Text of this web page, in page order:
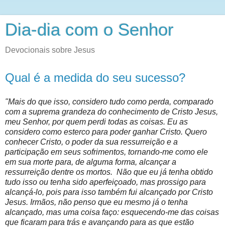
Dia-dia com o Senhor
Devocionais sobre Jesus
Qual é a medida do seu sucesso?
"Mais do que isso, considero tudo como perda, comparado
com a suprema grandeza do conhecimento de Cristo Jesus,
meu Senhor, por quem perdi todas as coisas. Eu as
considero como esterco para poder ganhar Cristo. Quero
conhecer Cristo, o poder da sua ressurreição e a
participação em seus sofrimentos, tornando-me como ele
em sua morte para, de alguma forma, alcançar a
ressurreição dentre os mortos. Não que eu já tenha obtido
tudo isso ou tenha sido aperfeiçoado, mas prossigo para
alcançá-lo, pois para isso também fui alcançado por Cristo
Jesus. Irmãos, não penso que eu mesmo já o tenha
alcançado, mas uma coisa faço: esquecendo-me das coisas
que ficaram para trás e avançando para as que estão